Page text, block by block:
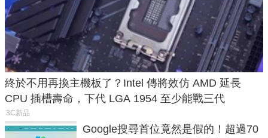
終於不用再換主機板了？Intel 傳將效仿 AMD 延長
CPU 插槽壽命，下代 LGA 1954 至少能戰三代
3C新品
Google搜尋首位竟然是假的！超過70